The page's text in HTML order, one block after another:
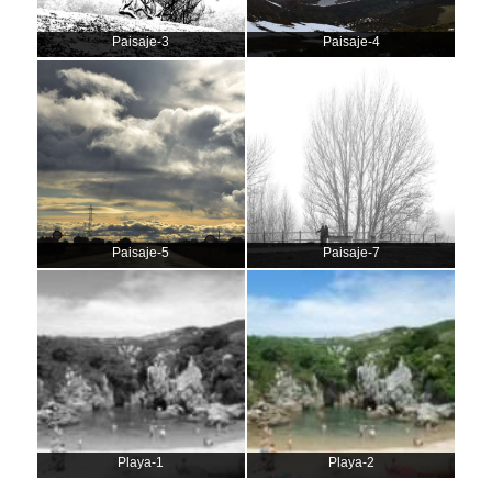
Paisaje-3 Paisaje-4
Paisaje-5 Paisaje-7
Playa-1 Playa-2